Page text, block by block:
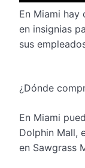
En Miami
en insignias
sus
¿Dónde
En Miami
Dolphin Mall,
en Sawgrass